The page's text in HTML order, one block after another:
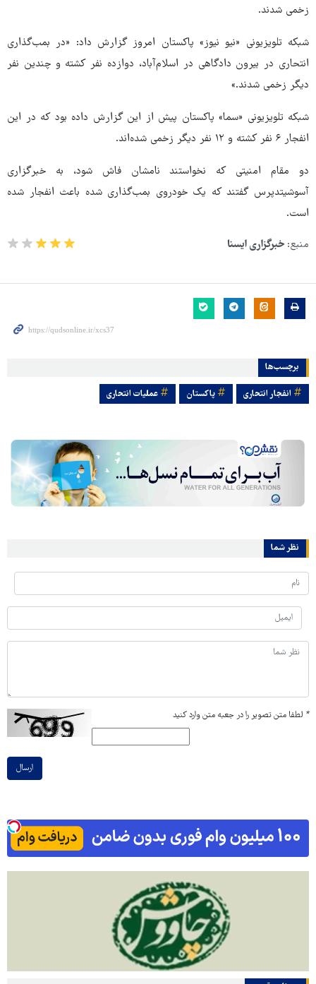
زخمی شدند.
شبکه تلویزیونی «نیو نیوز» پاکستان امروز گزارش داد: «در بمب‌گذاری
انتحاری در بیرون دادگاهی در اسلام‌آباد، دوازده نفر کشته و چندین نفر
دیگر زخمی شدند.»
شبکه تلویزیونی «سما» پاکستان پیش از این گزارش داده بود که در این
انفجار ۶ نفر کشته و ۱۲ نفر دیگر زخمی شده‌اند.
دو مقام امنیتی که نخواستند نامشان فاش شود، به خبرگزاری
آسوشیتدپرس گفتند که یک خودروی بمب‌گذاری ‌شده باعث انفجار شده
است.
منبع: خبرگزاری ایسنا
برچسب‌ها
انفجار انتحاری پاکستان عملیات انتحاری
نظر شما
* لطفا متن تصویر را در جعبه متن وارد کنید
ارسال